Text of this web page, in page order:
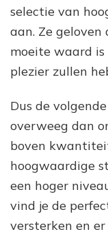
selectie van
aan. Ze
moeite waard
plezier zullen
Dus de
overweeg dan
boven
hoogwaardige
een hoger
vind je de
versterken en